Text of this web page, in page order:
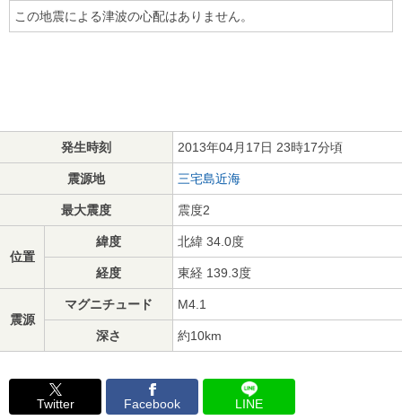
この地震による津波の心配はありません。
発生時刻 2013年04月17日 23時17分頃
震源地 三宅島近海
最大震度 震度2
位置
緯度 北緯 34.0度
経度 東経 139.3度
震源
マグニチュード M4.1
深さ 約10km
Twitter Facebook LINE